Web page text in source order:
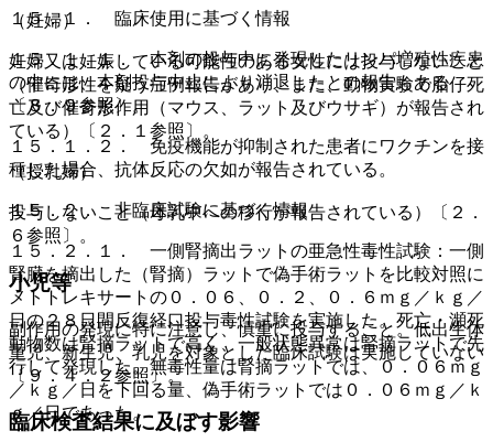
１５．１． 臨床使用に基づく情報
１５．１．１． 本剤の投与中に発現したリンパ増殖性疾患
の中には、本剤投与中止により消退したとの報告もある
〔８．９参照〕。
１５．１．２． 免疫機能が抑制された患者にワクチンを接
種した場合、抗体反応の欠如が報告されている。
１５．２． 非臨床試験に基づく情報
１５．２．１． 一側腎摘出ラットの亜急性毒性試験：一側
腎臓を摘出した（腎摘）ラットで偽手術ラットを比較対照に
メトトレキサートの０．０６、０．２、０．６ｍｇ／ｋｇ／
日の２８日間反復経口投与毒性試験を実施した。死亡・瀕死
動物数は腎摘ラットで高く、一般状態異常は腎摘ラットで先
行して発現した。無毒性量は腎摘ラットでは、０．０６ｍｇ
／ｋｇ／日を下回る量、偽手術ラットでは０．０６ｍｇ／ｋ
ｇ／日であった。
（妊婦）
妊婦又は妊娠している可能性のある女性には投与しないこと
（催奇形性を疑う症例報告があり、また、動物実験で胎仔死
亡及び催奇形作用（マウス、ラット及びウサギ）が報告され
ている）〔２．１参照〕。
（授乳婦）
投与しないこと（母乳中への移行が報告されている）〔２．
６参照〕。
小児等
副作用の発現に特に注意し、慎重に投与すること。低出生体
重児、新生児、乳児を対象とした臨床試験は実施していない
〔９．４．２参照〕。
臨床検査結果に及ぼす影響